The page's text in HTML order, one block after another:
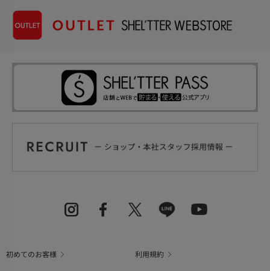
初めてのお客様
利用規約